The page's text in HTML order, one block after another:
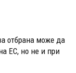
отбрана може да
ЕС, но не и при